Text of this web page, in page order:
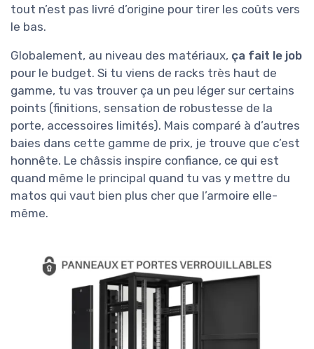
tout n’est pas livré d’origine pour tirer les coûts vers
le bas.
Globalement, au niveau des matériaux, ça fait le job
pour le budget. Si tu viens de racks très haut de
gamme, tu vas trouver ça un peu léger sur certains
points (finitions, sensation de robustesse de la
porte, accessoires limités). Mais comparé à d’autres
baies dans cette gamme de prix, je trouve que c’est
honnête. Le châssis inspire confiance, ce qui est
quand même le principal quand tu vas y mettre du
matos qui vaut bien plus cher que l’armoire elle-
même.